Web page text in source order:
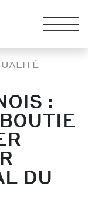
:
DU